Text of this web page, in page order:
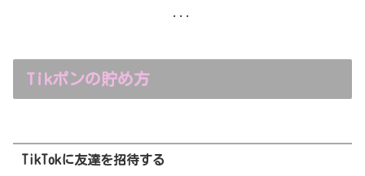
Tikポンの貯め方
TikTokに友達を招待する